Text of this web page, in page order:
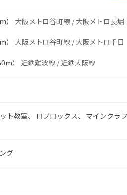
） 大阪メトロ谷町線 / 大阪メトロ長堀
） 大阪メトロ谷町線 / 大阪メトロ千日
） 近鉄難波線 / 近鉄大阪線
ト教室 ロブロックス
マインクラフ
グ